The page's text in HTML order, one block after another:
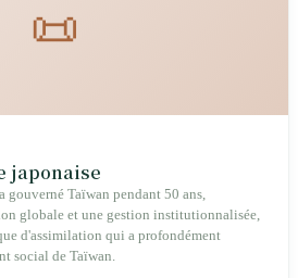
📜
japonaise
gouverné Taïwan pendant 50 ans,
globale et une gestion institutionnalisée,
d'assimilation qui a profondément
social de Taïwan.